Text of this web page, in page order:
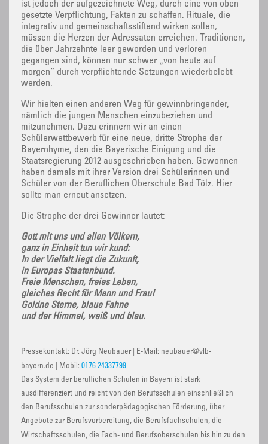
ist jedoch der aufgezeichnete Weg, durch eine von oben
gesetzte Verpflichtung, Fakten zu schaffen. Rituale, die
integrativ und gemeinschaftsstiftend wirken sollen,
müssen die Herzen der Adressaten erreichen. Traditionen,
die über Jahrzehnte leer geworden und verloren
gegangen sind, können nur schwer „von heute auf
morgen“ durch verpflichtende Setzungen wiederbelebt
werden.
Wir hielten einen anderen Weg für gewinnbringender,
nämlich die jungen Menschen einzubeziehen und
mitzunehmen. Dazu erinnern wir an einen
Schülerwettbewerb für eine neue, dritte Strophe der
Bayernhyme, den die Bayerische Einigung und die
Staatsregierung 2012 ausgeschrieben haben. Gewonnen
haben damals mit ihrer Version drei Schülerinnen und
Schüler von der Beruflichen Oberschule Bad Tölz. Hier
sollte man erneut ansetzen.
Die Strophe der drei Gewinner lautet:
Gott mit uns und allen Völkern,
ganz in Einheit tun wir kund:
In der Vielfalt liegt die Zukunft,
in Europas Staatenbund.
Freie Menschen, freies Leben,
gleiches Recht für Mann und Frau!
Goldne Sterne, blaue Fahne
und der Himmel, weiß und blau.
Pressekontakt: Dr. Jörg Neubauer | E-Mail: neubauer@vlb-
bayern.de | Mobil: 0176 24337799
Das System der beruflichen Schulen in Bayern ist stark
ausdifferenziert und reicht von den Berufsschulen einschließlich
den Berufsschulen zur sonderpädagogischen Förderung, über
Angebote zur Berufsvorbereitung, die Berufsfachschulen, die
Wirtschaftsschulen, die Fach- und Berufsoberschulen bis hin zu den